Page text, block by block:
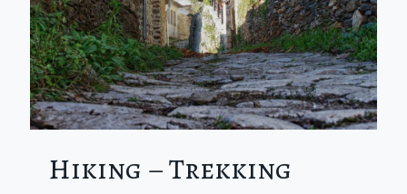
Hiking – Trekking